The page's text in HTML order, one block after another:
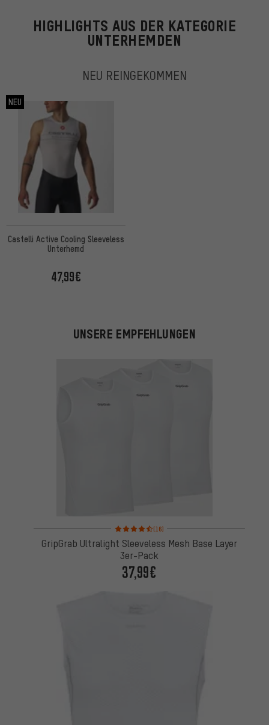
HIGHLIGHTS AUS DER KATEGORIE
UNTERHEMDEN
NEU REINGEKOMMEN
NEU
Castelli Active Cooling Sleeveless
Unterhemd
47,99€
UNSERE EMPFEHLUNGEN
Bewertungen: 4,5 von 5 basierend auf 16
(16)
GripGrab Ultralight Sleeveless Mesh Base Layer
3er-Pack
37,99€